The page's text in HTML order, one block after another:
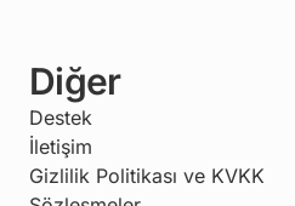
Diğer
Destek
İletişim
Gizlilik Politikası ve KVKK